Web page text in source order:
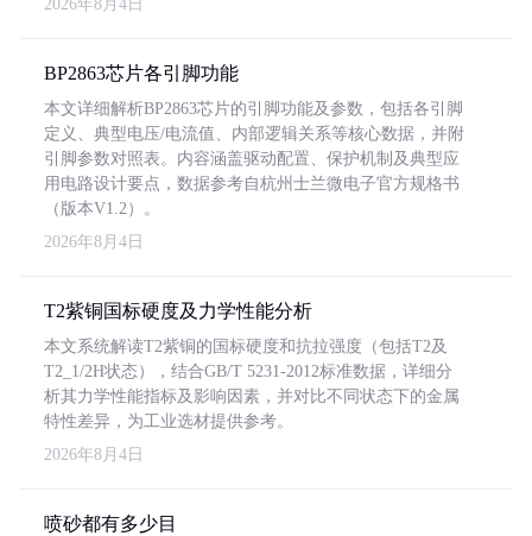
2026年8月4日
BP2863芯片各引脚功能
本文详细解析BP2863芯片的引脚功能及参数，包括各引脚
定义、典型电压/电流值、内部逻辑关系等核心数据，并附
引脚参数对照表。内容涵盖驱动配置、保护机制及典型应
用电路设计要点，数据参考自杭州士兰微电子官方规格书
（版本V1.2）。
2026年8月4日
T2紫铜国标硬度及力学性能分析
本文系统解读T2紫铜的国标硬度和抗拉强度（包括T2及
T2_1/2H状态），结合GB/T 5231-2012标准数据，详细分
析其力学性能指标及影响因素，并对比不同状态下的金属
特性差异，为工业选材提供参考。
2026年8月4日
喷砂都有多少目